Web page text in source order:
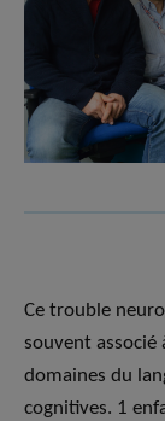
Ce trouble
souvent associé
domaines du
cognitives. 1